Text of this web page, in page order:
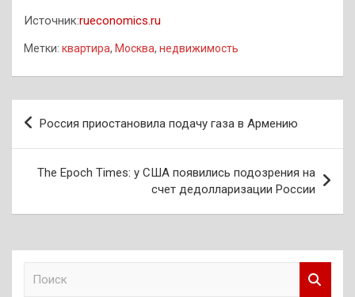
Источник:rueconomics.ru
Метки: квартира, Москва, недвижимость
Навигация
записям
Россия приостановила подачу газа в Армению
The Epoch Times: у США появились подозрения на
счет дедолларизации России